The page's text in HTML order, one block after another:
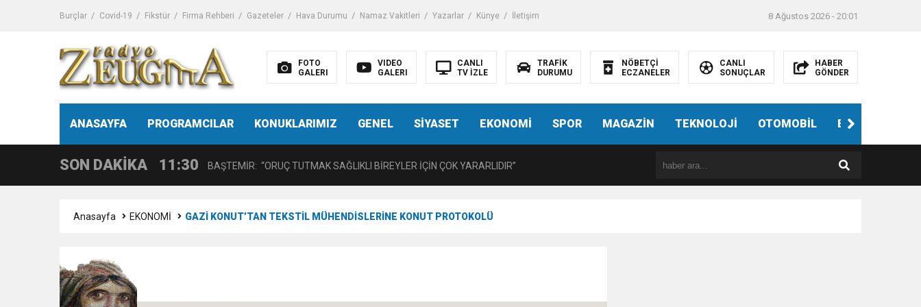
Burçlar Covid-19 Fikstür Firma Rehberi Gazeteler Hava Durumu Namaz Vakitleri Yazarlar Künye İletişim 8 Ağustos 2026 - 20:01
FOTO
GALERI
VIDEO
GALERI
CANLI
TV İZLE
TRAFİK
DURUMU
NÖBETÇİ
ECZANELER
CANLI
SONUÇLAR
HABER
GÖNDER
ANASAYFA PROGRAMCILAR KONUKLARIMIZ GENEL SİYASET EKONOMİ SPOR MAGAZİN TEKNOLOJİ OTOMOBİL EĞİTİM
SON DAKİKA
14:08 Gaziantep FK o yıldızı getiriyor
11:59 GÖĞÜS HASTALIKLARI UZMANINDAN LİSELİLERE BİLGİLENDİRME
11:30 BAŞTEMİR: “ORUÇ TUTMAK SAĞLIKLI BİREYLER İÇİN ÇOK YARARLIDIR”
Anasayfa EKONOMİ GAZİ KONUT’TAN TEKSTİL MÜHENDİSLERİNE KONUT PROTOKOLÜ